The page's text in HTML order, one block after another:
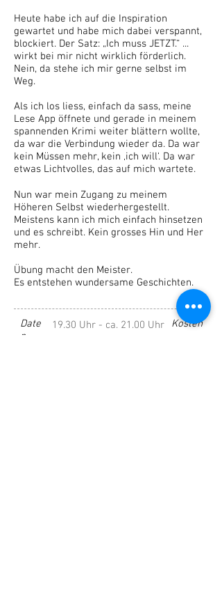
Heute habe ich auf die Inspiration
gewartet und habe mich dabei verspannt,
blockiert. Der Satz: „Ich muss JETZT.“ ...
wirkt bei mir nicht wirklich förderlich.
Nein, da stehe ich mir gerne selbst im
Weg.
Als ich los liess, einfach da sass, meine
Lese App öffnete und gerade in meinem
spannenden Krimi weiter blättern wollte,
da war die Verbindung wieder da. Da war
kein Müssen mehr, kein ‚ich will‘. Da war
etwas Lichtvolles, das auf mich wartete.
Nun war mein Zugang zu meinem
Höheren Selbst wiederhergestellt.
Meistens kann ich mich einfach hinsetzen
und es schreibt. Kein grosses Hin und Her
mehr.
Übung macht den Meister.
Es entstehen wundersame Geschichten.
Date
n
19.30 Uhr - ca. 21.00 Uhr Kosten